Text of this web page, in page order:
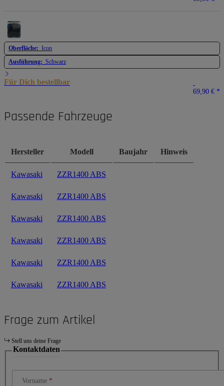
Oberfläche: Icon
Ausführung: Schwarz
Für Dich bestellbar
69,90 € *
Passende Fahrzeuge
Hersteller Modell Baujahr Hinweis
Kawasaki ZZR1400 ABS
Kawasaki ZZR1400 ABS
Kawasaki ZZR1400 ABS
Kawasaki ZZR1400 ABS
Kawasaki ZZR1400 ABS
Kawasaki ZZR1400 ABS
Frage zum Artikel
Stell uns deine Frage
Kontaktdaten
Vorname